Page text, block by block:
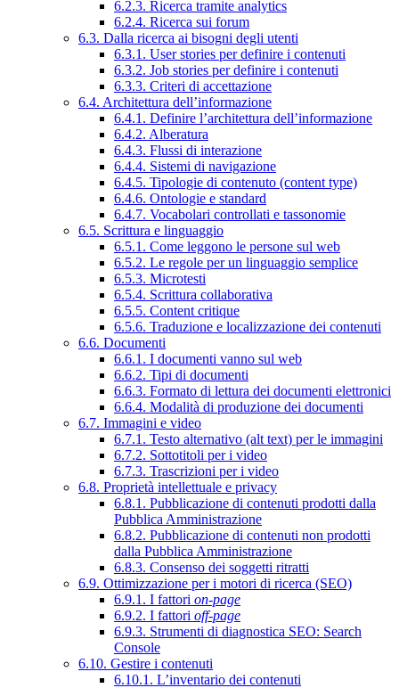
6.2.3. Ricerca tramite analytics
6.2.4. Ricerca sui forum
6.3. Dalla ricerca ai bisogni degli utenti
6.3.1. User stories per definire i contenuti
6.3.2. Job stories per definire i contenuti
6.3.3. Criteri di accettazione
6.4. Architettura dell’informazione
6.4.1. Definire l’architettura dell’informazione
6.4.2. Alberatura
6.4.3. Flussi di interazione
6.4.4. Sistemi di navigazione
6.4.5. Tipologie di contenuto (content type)
6.4.6. Ontologie e standard
6.4.7. Vocabolari controllati e tassonomie
6.5. Scrittura e linguaggio
6.5.1. Come leggono le persone sul web
6.5.2. Le regole per un linguaggio semplice
6.5.3. Microtesti
6.5.4. Scrittura collaborativa
6.5.5. Content critique
6.5.6. Traduzione e localizzazione dei contenuti
6.6. Documenti
6.6.1. I documenti vanno sul web
6.6.2. Tipi di documenti
6.6.3. Formato di lettura dei documenti elettronici
6.6.4. Modalità di produzione dei documenti
6.7. Immagini e video
6.7.1. Testo alternativo (alt text) per le immagini
6.7.2. Sottotitoli per i video
6.7.3. Trascrizioni per i video
6.8. Proprietà intellettuale e privacy
6.8.1. Pubblicazione di contenuti prodotti dalla
Pubblica Amministrazione
6.8.2. Pubblicazione di contenuti non prodotti
dalla Pubblica Amministrazione
6.8.3. Consenso dei soggetti ritratti
6.9. Ottimizzazione per i motori di ricerca (SEO)
6.9.1. I fattori on-page
6.9.2. I fattori off-page
6.9.3. Strumenti di diagnostica SEO: Search
Console
6.10. Gestire i contenuti
6.10.1. L’inventario dei contenuti